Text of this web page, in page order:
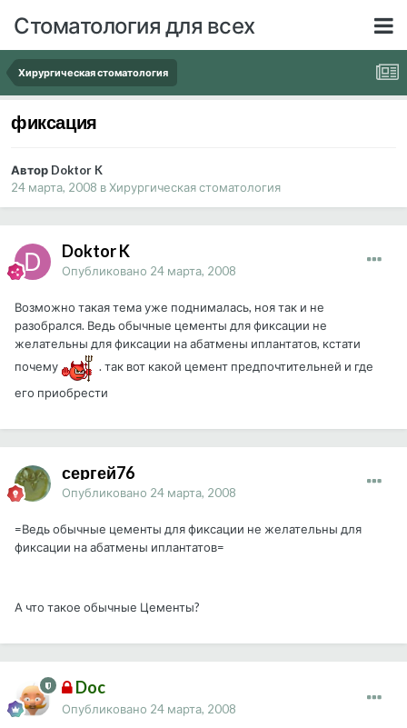
Стоматология для всех
Хирургическая стоматология
фиксация
Автор Doktor K
24 марта, 2008 вХирургическая стоматология
Doktor K
Опубликовано 24 марта, 2008
Возможно такая тема уже поднималась, ноя так и не
разобрался. Ведь обычные цементы для фиксации не
желательны для фиксации на абатмены иплантатов, кстати
почему
. так вот какой цемент предпочтительней и где
его приобрести
сергей76
Опубликовано 24 марта, 2008
=Ведь обычные цементы для фиксации не желательны для
фиксации на абатмены иплантатов=
А что такое обычные Цементы?
Doc
Опубликовано 24 марта, 2008